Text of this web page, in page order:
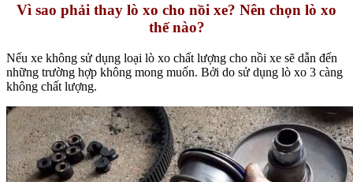
Vì sao phải thay lò xo cho nồi xe? Nên chọn lò xo
thế nào?
Nếu xe không sử dụng loại lò xo chất lượng cho nồi xe sẽ dẫn đến
những trường hợp không mong muốn. Bởi do sử dụng lò xo 3 càng
không chất lượng.